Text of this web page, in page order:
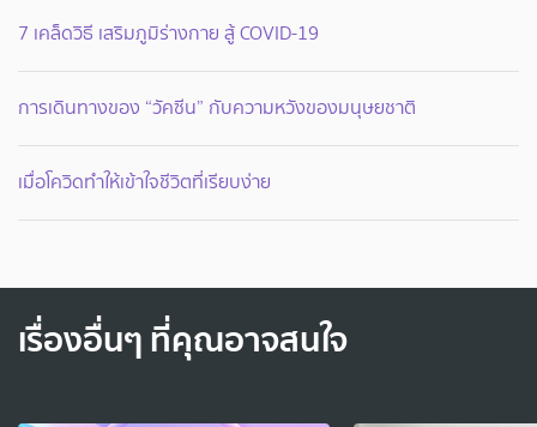
7 เคล็ดวิธี เสริมภูมิร่างกาย สู้ COVID-19
การเดินทางของ “วัคซีน” กับความหวังของมนุษยชาติ
เมื่อโควิดทำให้เข้าใจชีวิตที่เรียบง่าย
เรื่องอื่นๆ ที่คุณอาจสนใจ